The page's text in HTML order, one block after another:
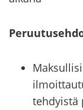
tehdyistä